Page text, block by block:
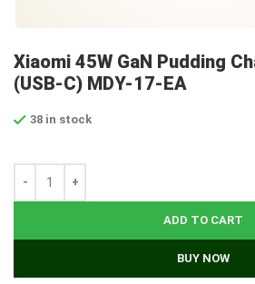
Xiaomi 45W GaN Pudding
(USB-C) MDY-17-EA
38 in stock
ADD TO CART
BUY NOW